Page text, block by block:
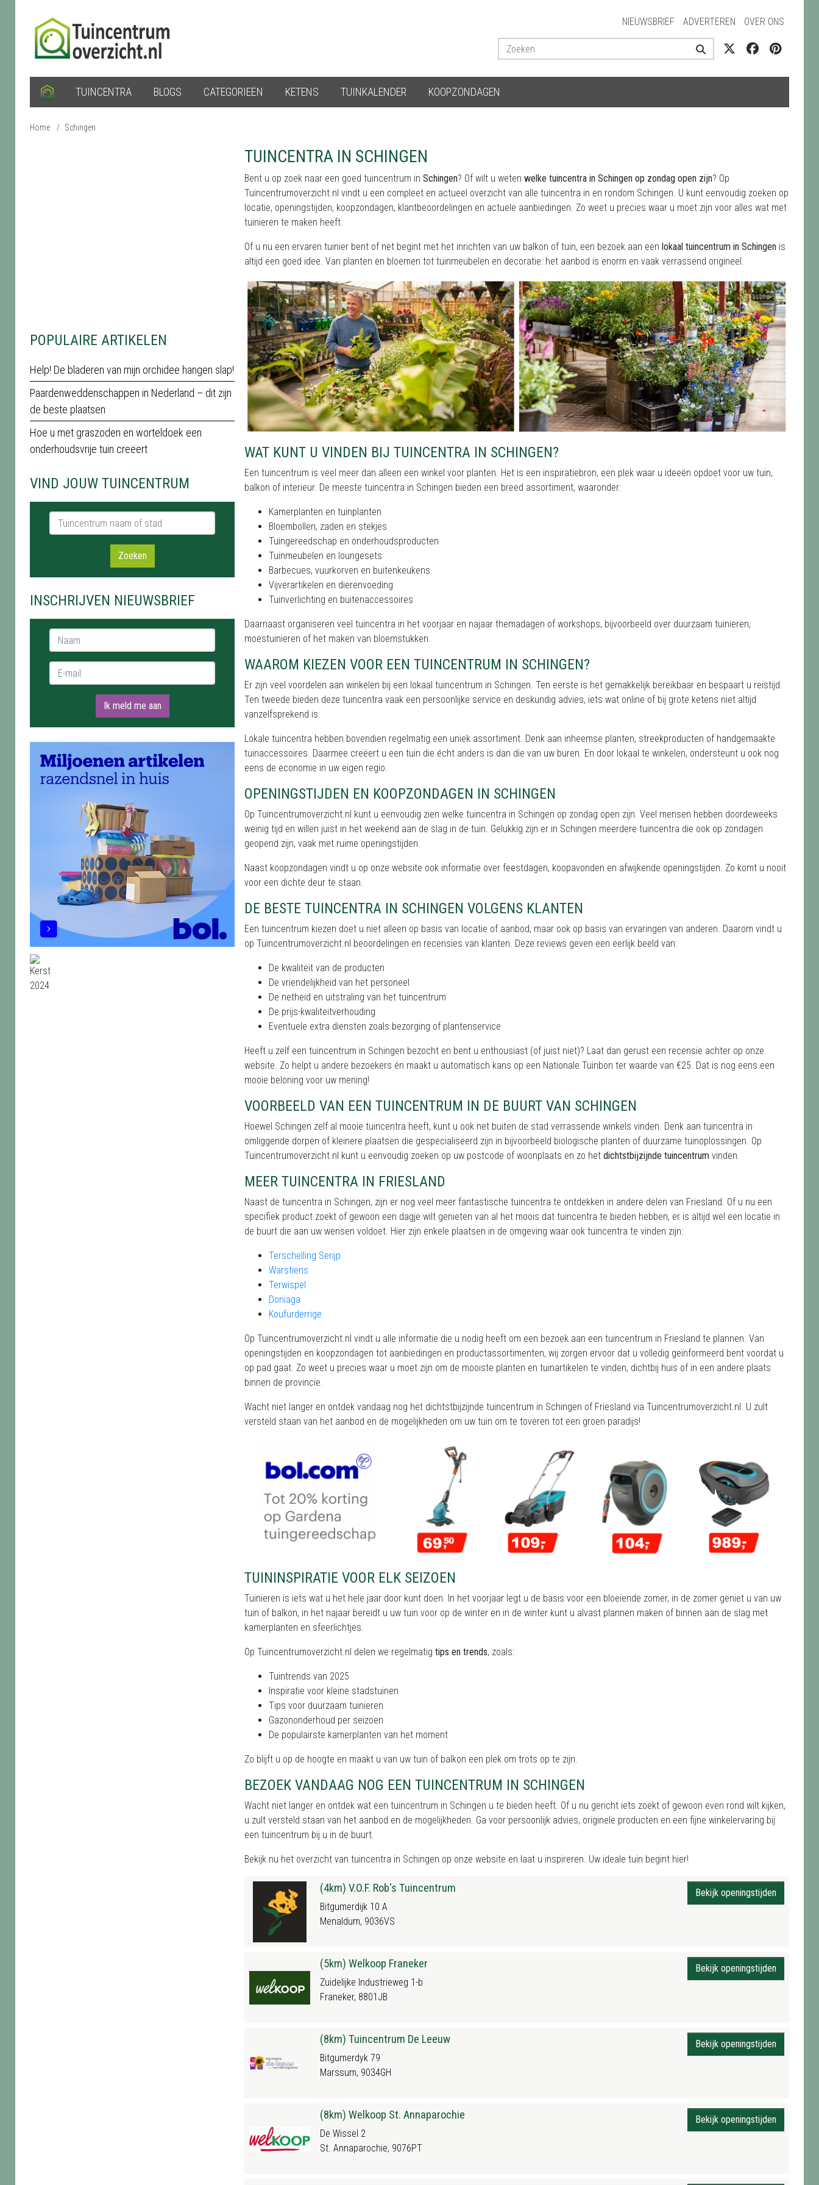
NIEUWSBRIEF ADVERTEREN OVER ONS
TUINCENTRA BLOGS CATEGORIEËN KETENS TUINKALENDER KOOPZONDAGEN
Home / Schingen
POPULAIRE ARTIKELEN
Help! De bladeren van mijn orchidee hangen slap!
Paardenweddenschappen in Nederland – dit zijn
de beste plaatsen
Hoe u met graszoden en worteldoek een
onderhoudsvrije tuin creëert
VIND JOUW TUINCENTRUM
Tuincentrum naam of stad
Zoeken
INSCHRIJVEN NIEUWSBRIEF
Naam *
E-mail *
Ik meld me aan
TUINCENTRA IN SCHINGEN
Bent u op zoek naar een goed tuincentrum in Schingen? Of wilt u weten welke tuincentra in Schingen op zondag open zijn? Op
Tuincentrumoverzicht.nl vindt u een compleet en actueel overzicht van alle tuincentra in en rondom Schingen. U kunt eenvoudig zoeken op
locatie, openingstijden, koopzondagen, klantbeoordelingen en actuele aanbiedingen. Zo weet u precies waar u moet zijn voor alles wat met
tuinieren te maken heeft.
Of u nu een ervaren tuinier bent of net begint met het inrichten van uw balkon of tuin, een bezoek aan een lokaal tuincentrum in Schingen is
altijd een goed idee. Van planten en bloemen tot tuinmeubelen en decoratie: het aanbod is enorm en vaak verrassend origineel.
WAT KUNT U VINDEN BIJ TUINCENTRA IN SCHINGEN?
Een tuincentrum is veel meer dan alleen een winkel voor planten. Het is een inspiratiebron, een plek waar u ideeën opdoet voor uw tuin,
balkon of interieur. De meeste tuincentra in Schingen bieden een breed assortiment, waaronder:
Kamerplanten en tuinplanten
Bloembollen, zaden en stekjes
Tuingereedschap en onderhoudsproducten
Tuinmeubelen en loungesets
Barbecues, vuurkorven en buitenkeukens
Vijverartikelen en dierenvoeding
Tuinverlichting en buitenaccessoires
Daarnaast organiseren veel tuincentra in het voorjaar en najaar themadagen of workshops, bijvoorbeeld over duurzaam tuinieren,
moestuinieren of het maken van bloemstukken.
WAAROM KIEZEN VOOR EEN TUINCENTRUM IN SCHINGEN?
Er zijn veel voordelen aan winkelen bij een lokaal tuincentrum in Schingen. Ten eerste is het gemakkelijk bereikbaar en bespaart u reistijd.
Ten tweede bieden deze tuincentra vaak een persoonlijke service en deskundig advies, iets wat online of bij grote ketens niet altijd
vanzelfsprekend is.
Lokale tuincentra hebben bovendien regelmatig een uniek assortiment. Denk aan inheemse planten, streekproducten of handgemaakte
tuinaccessoires. Daarmee creëert u een tuin die écht anders is dan die van uw buren. En door lokaal te winkelen, ondersteunt u ook nog
eens de economie in uw eigen regio.
OPENINGSTIJDEN EN KOOPZONDAGEN IN SCHINGEN
Op Tuincentrumoverzicht.nl kunt u eenvoudig zien welke tuincentra in Schingen op zondag open zijn. Veel mensen hebben doordeweeks
weinig tijd en willen juist in het weekend aan de slag in de tuin. Gelukkig zijn er in Schingen meerdere tuincentra die ook op zondagen
geopend zijn, vaak met ruime openingstijden.
Naast koopzondagen vindt u op onze website ook informatie over feestdagen, koopavonden en afwijkende openingstijden. Zo komt u nooit
voor een dichte deur te staan.
DE BESTE TUINCENTRA IN SCHINGEN VOLGENS KLANTEN
Een tuincentrum kiezen doet u niet alleen op basis van locatie of aanbod, maar ook op basis van ervaringen van anderen. Daarom vindt u
op Tuincentrumoverzicht.nl beoordelingen en recensies van klanten. Deze reviews geven een eerlijk beeld van:
De kwaliteit van de producten
De vriendelijkheid van het personeel
De netheid en uitstraling van het tuincentrum
De prijs-kwaliteitverhouding
Eventuele extra diensten zoals bezorging of plantenservice
Heeft u zelf een tuincentrum in Schingen bezocht en bent u enthousiast (of juist niet)? Laat dan gerust een recensie achter op onze
website. Zo helpt u andere bezoekers én maakt u automatisch kans op een Nationale Tuinbon ter waarde van €25. Dat is nog eens een
mooie beloning voor uw mening!
VOORBEELD VAN EEN TUINCENTRUM IN DE BUURT VAN SCHINGEN
Hoewel Schingen zelf al mooie tuincentra heeft, kunt u ook net buiten de stad verrassende winkels vinden. Denk aan tuincentra in
omliggende dorpen of kleinere plaatsen die gespecialiseerd zijn in bijvoorbeeld biologische planten of duurzame tuinoplossingen. Op
Tuincentrumoverzicht.nl kunt u eenvoudig zoeken op uw postcode of woonplaats en zo het dichtstbijzijnde tuincentrum vinden.
MEER TUINCENTRA IN FRIESLAND
Naast de tuincentra in Schingen, zijn er nog veel meer fantastische tuincentra te ontdekken in andere delen van Friesland. Of u nu een
specifiek product zoekt of gewoon een dagje wilt genieten van al het moois dat tuincentra te bieden hebben, er is altijd wel een locatie in
de buurt die aan uw wensen voldoet. Hier zijn enkele plaatsen in de omgeving waar ook tuincentra te vinden zijn:
Terschelling Serijp
Warstiens
Terwispel
Doniaga
Koufurderrige
Op Tuincentrumoverzicht.nl vindt u alle informatie die u nodig heeft om een bezoek aan een tuincentrum in Friesland te plannen. Van
openingstijden en koopzondagen tot aanbiedingen en productassortimenten, wij zorgen ervoor dat u volledig geïnformeerd bent voordat u
op pad gaat. Zo weet u precies waar u moet zijn om de mooiste planten en tuinartikelen te vinden, dichtbij huis of in een andere plaats
binnen de provincie.
Wacht niet langer en ontdek vandaag nog het dichtstbijzijnde tuincentrum in Schingen of Friesland via Tuincentrumoverzicht.nl. U zult
versteld staan van het aanbod en de mogelijkheden om uw tuin om te toveren tot een groen paradijs!
TUININSPIRATIE VOOR ELK SEIZOEN
Tuinieren is iets wat u het hele jaar door kunt doen. In het voorjaar legt u de basis voor een bloeiende zomer, in de zomer geniet u van uw
tuin of balkon, in het najaar bereidt u uw tuin voor op de winter en in de winter kunt u alvast plannen maken of binnen aan de slag met
kamerplanten en sfeerlichtjes.
Op Tuincentrumoverzicht.nl delen we regelmatig tips en trends, zoals:
Tuintrends van 2025
Inspiratie voor kleine stadstuinen
Tips voor duurzaam tuinieren
Gazononderhoud per seizoen
De populairste kamerplanten van het moment
Zo blijft u op de hoogte en maakt u van uw tuin of balkon een plek om trots op te zijn.
BEZOEK VANDAAG NOG EEN TUINCENTRUM IN SCHINGEN
Wacht niet langer en ontdek wat een tuincentrum in Schingen u te bieden heeft. Of u nu gericht iets zoekt of gewoon even rond wilt kijken,
u zult versteld staan van het aanbod en de mogelijkheden. Ga voor persoonlijk advies, originele producten en een fijne winkelervaring bij
een tuincentrum bij u in de buurt.
Bekijk nu het overzicht van tuincentra in Schingen op onze website en laat u inspireren. Uw ideale tuin begint hier!
(4km) V.O.F. Rob's Tuincentrum
Bitgumerdijk 10 A
Menaldum, 9036VS
Bekijk openingstijden
(5km) Welkoop Franeker
Zuidelijke Industrieweg 1-b
Franeker, 8801JB
Bekijk openingstijden
(8km) Tuincentrum De Leeuw
Bitgumerdyk 79
Marssum, 9034GH
Bekijk openingstijden
(8km) Welkoop St. Annaparochie
De Wissel 2
St. Annaparochie, 9076PT
Bekijk openingstijden